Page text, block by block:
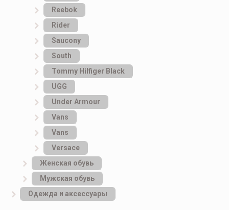
Reebok
Rider
Saucony
South
Tommy Hilfiger Black
UGG
Under Armour
Vans
Vans
Versace
Женская обувь
Мужская обувь
Одежда и аксессуары